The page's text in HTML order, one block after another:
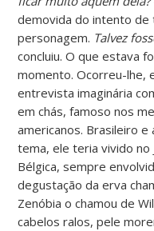
demovida do intento
personagem. Talvez
concluiu. O que estava
momento. Ocorreu-lhe,
entrevista imaginária
em chás, famoso nos
americanos. Brasileiro
tema, ele teria vivido no
Bélgica, sempre
degustação da erva
Zenóbia o chamou de
cabelos ralos, pele